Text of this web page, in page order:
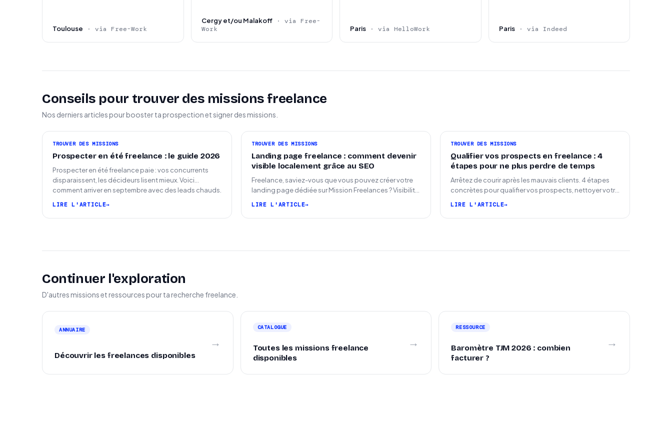
Toulouse · via Free-Work
Cergy et/ou Malakoff
· via Free-
Work
Paris · via HelloWork Paris · via Indeed
Conseils pour trouver des missions freelance
Nos derniers articles pour booster ta prospection et signer des missions.
TROUVER DES MISSIONS
Prospecter en été freelance : le guide 2026
Prospecter en été freelance paie : vos concurrents
disparaissent, les décideurs lisent mieux. Voici
comment arriver en septembre avec des leads chauds.
LIRE L'ARTICLE
TROUVER DES MISSIONS
Landing page freelance : comment devenir
visible localement grâce au SEO
Freelance, saviez-vous que vous pouvez créer votre
landing page dédiée sur Mission Freelances ? Visibilité
LIRE L'ARTICLE
TROUVER DES MISSIONS
Qualifier vos prospects en freelance : 4
étapes pour ne plus perdre de temps
Arrêtez de courir après les mauvais clients. 4 étapes
concrètes pour qualifier vos prospects, nettoyer votre
LIRE L'ARTICLE
Continuer l'exploration
D'autres missions et ressources pour ta recherche freelance.
ANNUAIRE
Découvrir les freelances disponibles
→
CATALOGUE
Toutes les missions freelance
disponibles
→
RESSOURCE
Baromètre TJM 2026 : combien
facturer ?
→